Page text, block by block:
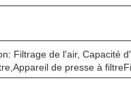
Filtrage de l'air,
de presse à